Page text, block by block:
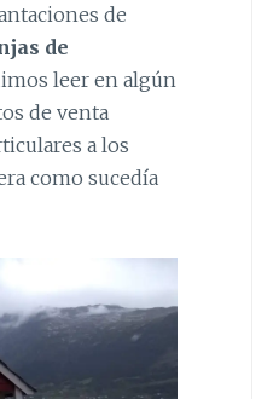
de
de
leer en algún
de venta
a los
como sucedía